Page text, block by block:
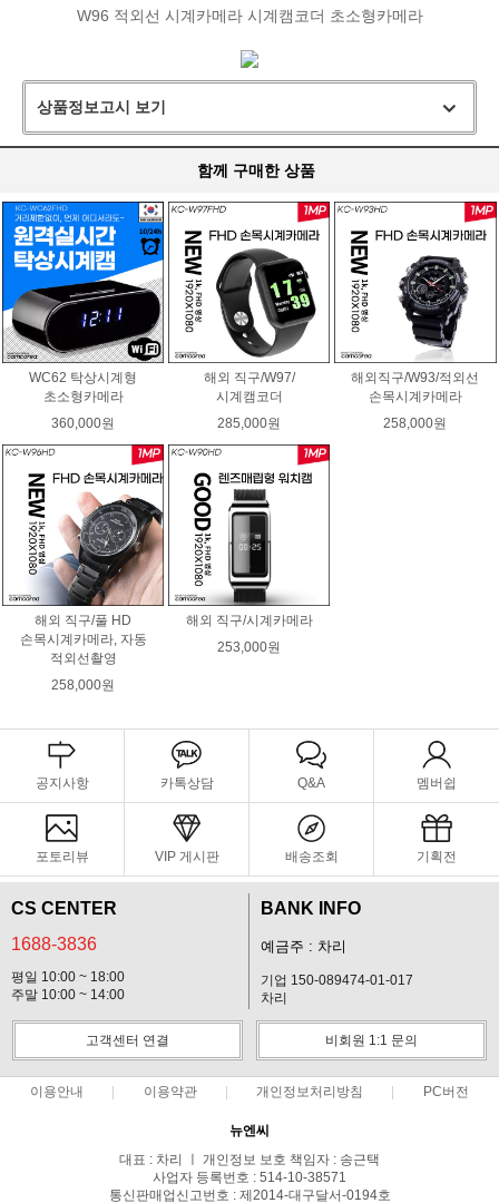
W96 적외선 시계카메라 시계캠코더 초소형카메라
상품정보고시 보기
함께 구매한 상품
WC62 탁상시계형
초소형카메라
360,000원
해외 직구/W97/
시계캠코더
285,000원
해외직구/W93/적외선
손목시계카메라
258,000원
해외 직구/풀 HD
손목시계카메라, 자동
적외선촬영
258,000원
해외 직구/시계카메라
253,000원
공지사항 카톡상담 Q&A 멤버쉽
포토리뷰 VIP 게시판 배송조회 기획전
CS CENTER
1688-3836
평일 10:00 ~ 18:00
주말 10:00 ~ 14:00
BANK INFO
예금주 : 차리
기업 150-089474-01-017
차리
고객센터 연결 비회원 1:1 문의
이용안내 이용약관 개인정보처리방침 PC버전
뉴엔씨
대표 : 차리 ㅣ 개인정보 보호 책임자 : 송근택
사업자 등록번호 : 514-10-38571
통신판매업신고번호 : 제2014-대구달서-0194호